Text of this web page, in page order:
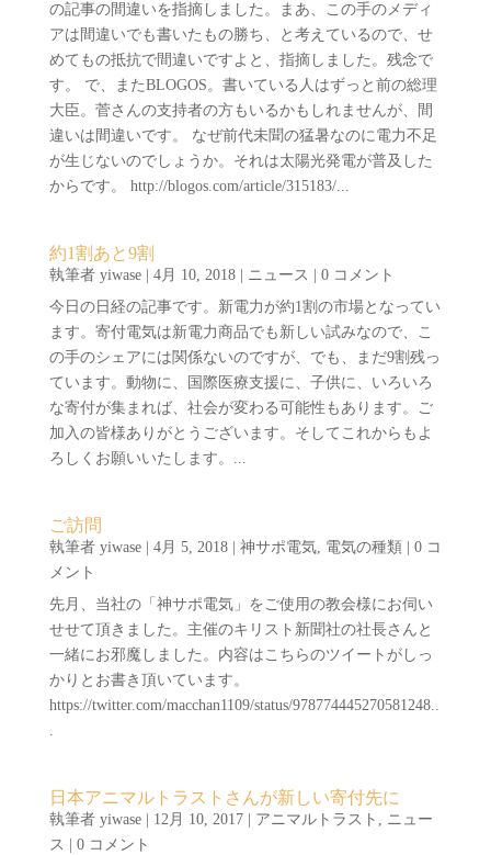
の記事の間違いを指摘しました。まあ、この手のメディ
アは間違いでも書いたもの勝ち、と考えているので、せ
めてもの抵抗で間違いですよと、指摘しました。残念で
す。 で、またBLOGOS。書いている人はずっと前の総理
大臣。菅さんの支持者の方もいるかもしれませんが、間
違いは間違いです。 なぜ前代未聞の猛暑なのに電力不足
が生じないのでしょうか。それは太陽光発電が普及した
からです。 http://blogos.com/article/315183/...
約1割あと9割
執筆者 yiwase| 4月 10, 2018| ニュース
| 0 コメント
今日の日経の記事です。新電力が約1割の市場となってい
ます。寄付電気は新電力商品でも新しい試みなので、こ
の手のシェアには関係ないのですが、でも、まだ9割残っ
ています。動物に、国際医療支援に、子供に、いろいろ
な寄付が集まれば、社会が変わる可能性もあります。ご
加入の皆様ありがとうございます。そしてこれからもよ
ろしくお願いいたします。...
ご訪問
執筆者 yiwase| 4月 5, 2018| 神サポ電気, 電気の種類 | 0 コ
メント
先月、当社の「神サポ電気」をご使用の教会様にお伺い
せせて頂きました。主催のキリスト新聞社の社長さんと
一緒にお邪魔しました。内容はこちらのツイートがしっ
かりとお書き頂いています。
https://twitter.com/macchan1109/status/978774445270581248..
.
日本アニマルトラストさんが新しい寄付先に
執筆者 yiwase| 12月 10, 2017| アニマルトラスト , ニュー
ス
| 0 コメント